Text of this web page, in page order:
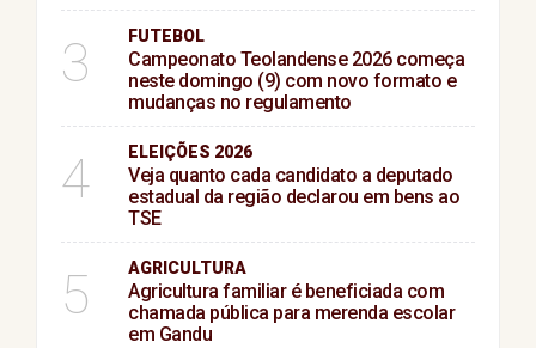
3 FUTEBOL
Campeonato Teolandense 2026 começa
neste domingo (9) com novo formato e
mudanças no regulamento
4 ELEIÇÕES 2026
Veja quanto cada candidato a deputado
estadual da região declarou em bens ao
TSE
5 AGRICULTURA
Agricultura familiar é beneficiada com
chamada pública para merenda escolar
em Gandu